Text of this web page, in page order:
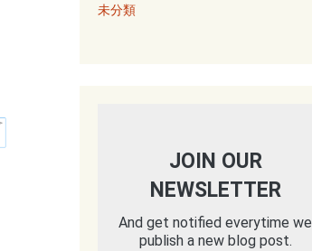
未分類
JOIN OUR
NEWSLETTER
And get notified everytime we
publish a new blog post.